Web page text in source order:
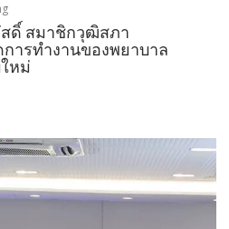
สดิ์​ สมาชิกวุฒิสภา
การทำงานของพยาบาล
หม่